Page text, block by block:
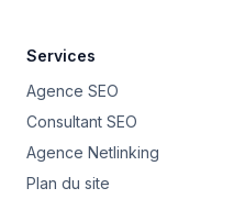
Services
Agence SEO
Consultant SEO
Agence Netlinking
Plan du site